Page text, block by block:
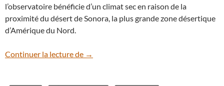
l’observatoire bénéficie d’un climat sec en raison de la
proximité du désert de Sonora, la plus grande zone désertique
d’Amérique du Nord.
Continuer la lecture de Un très fin croissant de Lune sur
→